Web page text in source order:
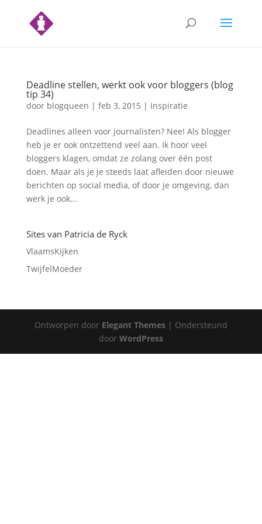
Deadline stellen, werkt ook voor bloggers (blog
tip 34)
door blogqueen | feb 3, 2015 | Inspiratie
Deadlines alleen voor journalisten? Nee! Als blogger
heb je er ook ontzettend veel aan. Ik hoor veel
bloggers klagen, omdat ze zolang over één post
doen. Maar als je je steeds laat afleiden door nieuwe
berichten op social media, of door je omgeving, dan
werk je ook...
Sites van Patricia de Ryck
VlaamsKijken
TwijfelMoeder
Ontworpen door Elegant Themes| Ondersteund
door WordPress